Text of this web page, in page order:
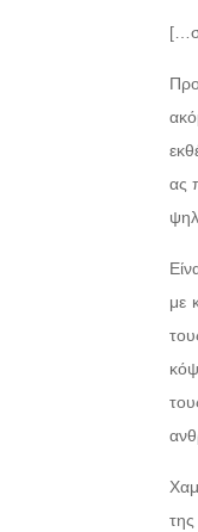
ας
με